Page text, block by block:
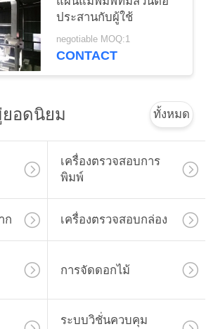
ประสานกับผู้ใช้
negotiable MOQ:1
CONTACT
อดนิยม ทั้งหมด
เครื่องตรวจสอบการ
พิมพ์
ก เครื่องตรวจสอบกล่อง
การจัดดอกไม้
ระบบวิชั่นควบคุม